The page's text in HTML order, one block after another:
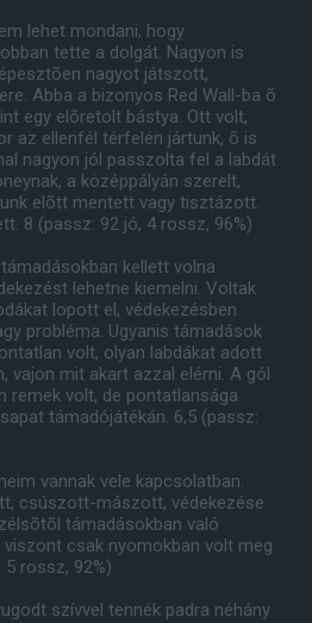
lehet mondani, hogy
tette a dolgát. Nagyon is
nagyot játszott,
Abba a bizonyos Red Wall-ba õ
egy elõretolt bástya. Ott volt,
az ellenfél térfelén jártunk, õ is
nagyon jól passzolta fel a labdát
a középpályán szerelt,
elõtt mentett vagy tisztázott.
8 (passz: 92 jó, 4 rossz, 96%)
kellett volna
lehetne kiemelni. Voltak
lopott el, védekezésben
probléma. Ugyanis támadások
volt, olyan labdákat adott
vajon mit akart azzal elérni. A gól
remek volt, de pontatlansága
támadójátékán. 6,5 (passz:
vannak vele kapcsolatban.
csúszott-mászott, védekezése
támadásokban való
csak nyomokban volt meg
5 rossz, 92%)
szívvel tennék padra néhány